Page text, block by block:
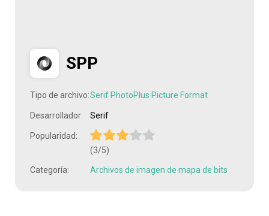
SPP
Tipo de archivo:Serif PhotoPlus Picture Format
Desarrollador: Serif
Popularidad:
(3/5)
Categoría: Archivos de imagen de mapa de bits